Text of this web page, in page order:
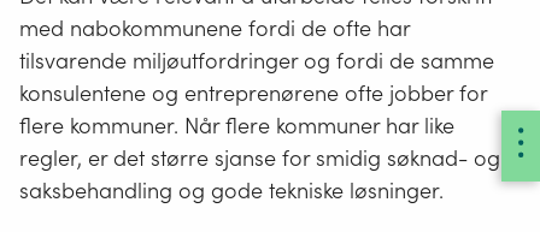
med nabokommunene fordi de ofte har
tilsvarende miljøutfordringer og fordi de samme
konsulentene og entreprenørene ofte jobber for
flere kommuner. Når flere kommuner har like
regler, er det større sjanse for smidig søknad- og
saksbehandling og gode tekniske løsninger.